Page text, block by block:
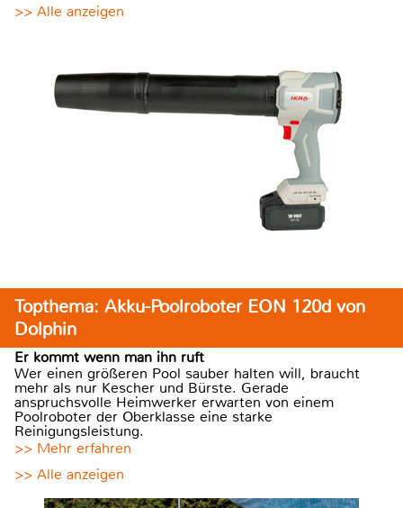
>> Alle anzeigen
Topthema: Akku-Poolroboter EON 120d von
Dolphin
Er kommt wenn man ihn ruft
Wer einen größeren Pool sauber halten will, braucht
mehr als nur Kescher und Bürste. Gerade
anspruchsvolle Heimwerker erwarten von einem
Poolroboter der Oberklasse eine starke
Reinigungsleistung.
>> Mehr erfahren
>> Alle anzeigen